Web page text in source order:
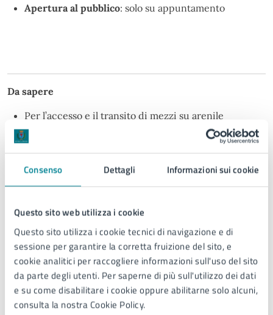
Consenso Dettagli Informazioni sui cookie
Questo sito web utilizza i cookie
Questo sito utilizza i cookie tecnici di navigazione e di
sessione per garantire la corretta fruizione del sito, e
cookie analitici per raccogliere informazioni sull'uso del sito
da parte degli utenti. Per saperne di più sull'utilizzo dei dati
e su come disabilitare i cookie oppure abilitarne solo alcuni,
consulta la nostra Cookie Policy.
Apertura al pubblico: solo su appuntamento
Da sapere
Per l’accesso e il transito di mezzi su arenile
demaniale per i lavori di manutenzione, carico e/o
scarico della spiaggia è necessaria la presentazione
veicoli, compilata integralmente e completa di
assenso del concessionario dell’area interessata. Si
interessata dalla presenza dei veicoli, il tipo e la targa
degli stessi e il periodo di svolgimento delle attività.
Una copia del documento – con la ricevuta di
trasmissione del modulo al Comune di Jesolo – deve
essere in possesso degli operatori responsabili e a
bordo dei mezzi per l’eventuale esibizione agli
Organi di vigilanza.